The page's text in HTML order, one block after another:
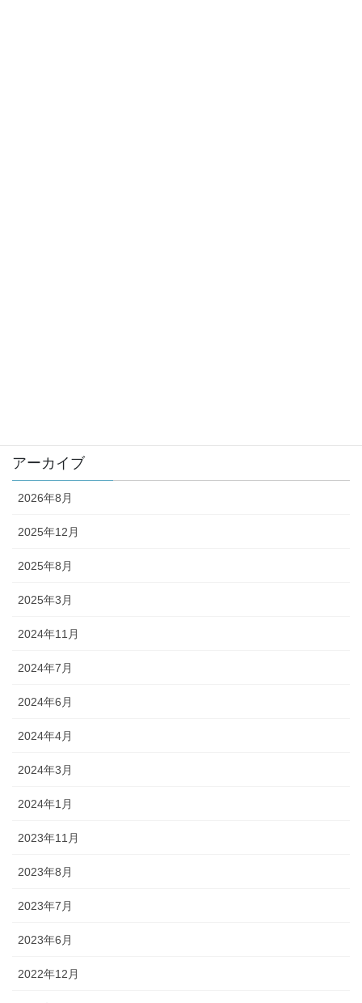
アーカイブ
2026年8月
2025年12月
2025年8月
2025年3月
2024年11月
2024年7月
2024年6月
2024年4月
2024年3月
2024年1月
2023年11月
2023年8月
2023年7月
2023年6月
2022年12月